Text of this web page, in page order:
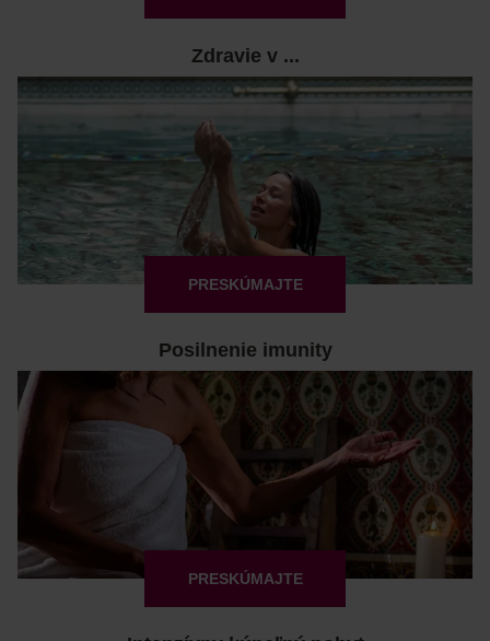
Zdravie v ...
PRESKÚMAJTE
Posilnenie imunity
PRESKÚMAJTE